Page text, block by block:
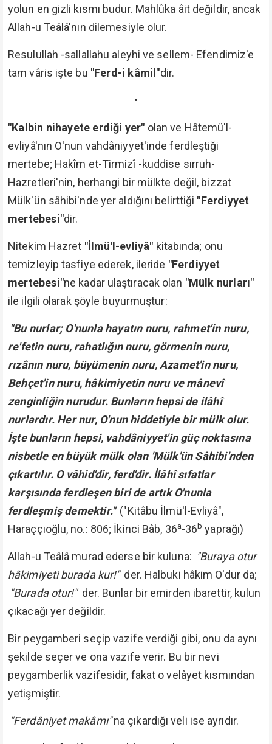
yolun en gizli kısmı budur. Mahlûka âit değildir, ancak
Allah-u Teâlâ'nın dilemesiyle olur.
Resulullah -sallallahu aleyhi ve sellem- Efendimiz'e
tam vâris işte bu "Ferd-i kâmil"dir.
•
"Kalbin nihayete erdiği yer" olan ve Hâtemü'l-
evliyâ'nın O'nun vahdâniyyet'inde ferdleştiği
mertebe; Hakîm et-Tirmizî -kuddise sırruh-
Hazretleri'nin, herhangi bir mülkte değil, bizzat
Mülk'ün sâhibi'nde yer aldığını belirttiği "Ferdiyyet
mertebesi"dir.
Nitekim Hazret "İlmü'l-evliyâ" kitabında; onu
temizleyip tasfiye ederek, ileride "Ferdiyyet
mertebesi"ne kadar ulaştıracak olan "Mülk nurları"
ile ilgili olarak şöyle buyurmuştur:
"Bu nurlar; O'nunla hayatın nuru, rahmet'in nuru,
re'fetin nuru, rahatlığın nuru, görmenin nuru,
rızânın nuru, büyümenin nuru, Azamet'in nuru,
Behçet'in nuru, hâkimiyetin nuru ve mânevî
zenginliğin nurudur. Bunların hepsi de ilâhî
nurlardır. Her nur, O'nun hiddetiyle bir mülk olur.
İşte bunların hepsi, vahdâniyyet'in güç noktasına
nisbetle en büyük mülk olan 'Mülk'ün Sâhibi'nden
çıkartılır. O vâhid'dir, ferd'dir. İlâhî sıfatlar
karşısında ferdleşen biri de artık O'nunla
ferdleşmiş demektir." ("Kitâbu İlmü'l-Evliyâ",
Haraççıoğlu, no.: 806; İkinci Bâb, 36a-36b yaprağı)
Allah-u Teâlâ murad ederse bir kuluna: "Buraya otur
hâkimiyeti burada kur!" der. Halbuki hâkim O'dur da;
"Burada otur!" der. Bunlar bir emirden ibarettir, kulun
çıkacağı yer değildir.
Bir peygamberi seçip vazife verdiği gibi, onu da aynı
şekilde seçer ve ona vazife verir. Bu bir nevi
peygamberlik vazifesidir, fakat o velâyet kısmından
yetişmiştir.
"Ferdâniyet makâmı"na çıkardığı veli ise ayrıdır.